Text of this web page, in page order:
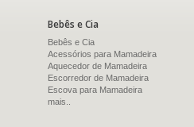
Bebês e Cia
Bebês e Cia
Acessórios para Mamadeira
Aquecedor de Mamadeira
Escorredor de Mamadeira
Escova para Mamadeira
mais..